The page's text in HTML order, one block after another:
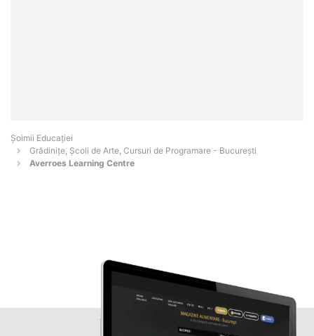
Șoimii Educației
Grădinițe, Școli de Arte, Cursuri de Programare - Bucureşti
Averroes Learning Centre